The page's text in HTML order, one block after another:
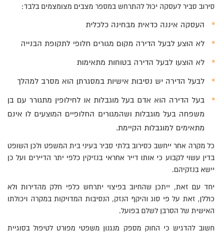
סירוב סביר לעסקה יכול להתרחש במספר מצבים מצומצמים בלבד:
העסקה איננה כדאית מבחינה כלכלית
לא הוצע לבעל הדירה מקום מגורים חלופי לתקופת הבנייה
לא הוצעו לבעל הדירה בטוחות מתאימות
לבעל הדירה יש נסיבות אישיות במסגרתן הוא מסרב למהלך
בעל הדירה הוא אדם בעל מוגבלות או לחילופין מתגורר עם בן
משפחה בעל מוגבלות ושהמגורים החלופיים המוצעים לו אינם
מתאימים למוגבלות הקיימת.
כל מקרה אחר ייחשב כסירוב בלתי סביר בעיני בית המשפט ולכן השופט
בדין עשוי לקבוע כי אותו דייר אחראי בנזיקין כלפי יתר הדיירים ועל כן
יישא בנזקיהם.
יחד עם זאת, ייתכן שהחיוב בפיצוי יתרחש כלפי חלק מהדירות ולא
כוללן, זאת על פי סוג והיקף הנזק, הנסיבות המדויקות במקרה ויכולתו
האישית של הסרבן לשלם בפועל.
חשוב להדגיש כי החוק מספק מנגנון משפטי מפורט לטיפול בסוגיית